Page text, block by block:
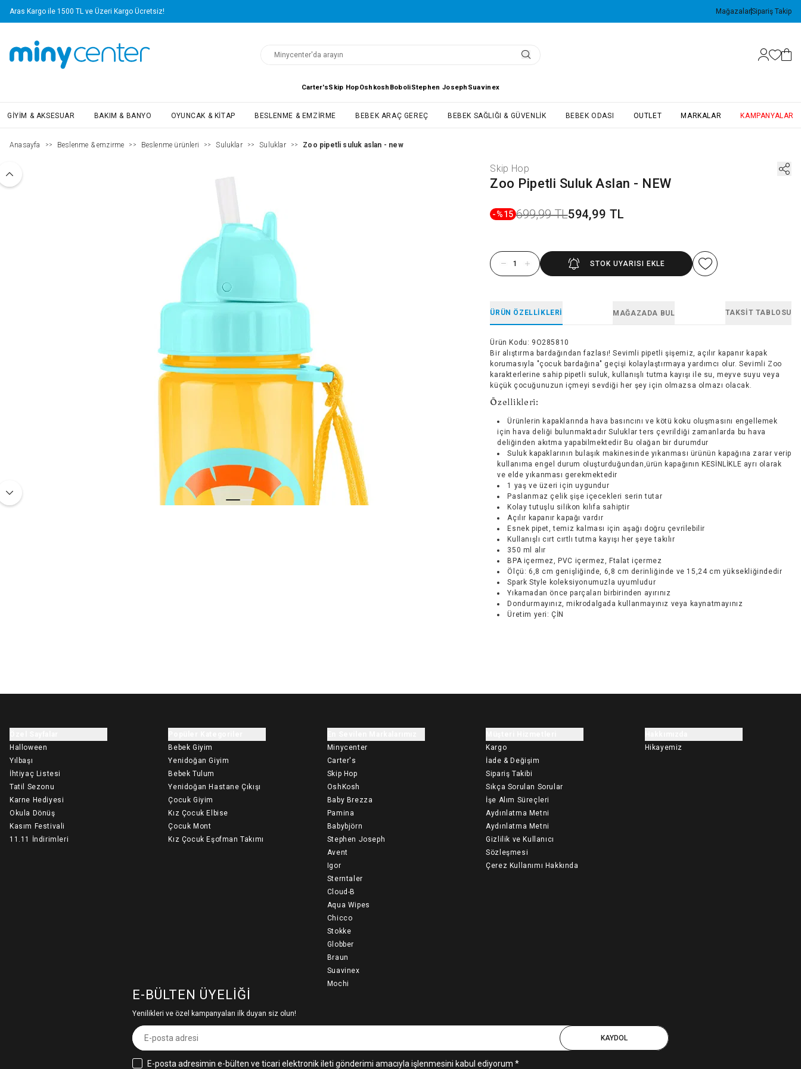
Aras Kargo ile 1500 TL ve Üzeri Kargo Ücretsiz! MağazalarSipariş Takip
Carter'sSkip HopOshkosh BoboliStephen Joseph Suavinex
GIYIM & AKSESUAR BAKIM & BANYO OYUNCAK & KITAP BESLENME & EMZIRME BEBEK ARAÇ GEREÇ BEBEK SAĞLIĞI & GÜVENLIK BEBEK ODASI OUTLET MARKALAR KAMPANYALAR
Anasayfa >> Beslenme & emzirme >> Beslenme ürünleri >> Suluklar >> Suluklar >> Zoo pipetli suluk aslan - new
Skip Hop
Zoo Pipetli Suluk Aslan - NEW
-%15 699,99 TL594,99 TL
STOK UYARISI EKLE
ÜRÜN ÖZELLIKLERI MAĞAZADA BUL TAKSIT TABLOSU
Ürün Kodu : 9O285810
Bir alıştırma bardağından fazlası! Sevimli pipetli şişemiz, açılır kapanır kapak
korumasıyla "çocuk bardağına" geçişi kolaylaştırmaya yardımcı olur. Sevimli Zoo
karakterlerine sahip pipetli suluk, kullanışlı tutma kayışı ile su, meyve suyu veya
küçük çocuğunuzun içmeyi sevdiği her şey için olmazsa olmazı olacak.
Özellikleri:
Ürünlerin kapaklarında hava basıncını ve kötü koku oluşmasını engellemek
için hava deliği bulunmaktadır Suluklar ters çevrildiği zamanlarda bu hava
deliğinden akıtma yapabilmektedir Bu olağan bir durumdur
Suluk kapaklarının bulaşık makinesinde yıkanması ürünün kapağına zarar verip
kullanıma engel durum oluşturduğundan,ürün kapağının KESİNLİKLE ayrı olarak
ve elde yıkanması gerekmektedir
1 yaş ve üzeri için uygundur
Paslanmaz çelik şişe içecekleri serin tutar
Kolay tutuşlu silikon kılıfa sahiptir
Açılır kapanır kapağı vardır
Esnek pipet, temiz kalması için aşağı doğru çevrilebilir
Kullanışlı cırt cırtlı tutma kayışı her şeye takılır
350 ml alır
BPA içermez, PVC içermez, Ftalat içermez
Ölçü: 6,8 cm genişliğinde, 6,8 cm derinliğinde ve 15,24 cm yüksekliğindedir
Spark Style koleksiyonumuzla uyumludur
Yıkamadan önce parçaları birbirinden ayırınız
Dondurmayınız, mikrodalgada kullanmayınız veya kaynatmayınız
Üretim yeri: ÇİN
Halloween
Yılbaşı
İhtiyaç Listesi
Tatil Sezonu
Karne Hediyesi
Okula Dönüş
Kasım Festivali
11.11 İndirimleri
Bebek Giyim
Yenidoğan Giyim
Bebek Tulum
Yenidoğan Hastane Çıkışı
Çocuk Giyim
Kız Çocuk Elbise
Çocuk Mont
Kız Çocuk Eşofman Takımı
Minycenter
Carter's
Skip Hop
OshKosh
Baby Brezza
Pamina
Babybjörn
Stephen Joseph
Avent
Igor
Sterntaler
Cloud-B
Aqua Wipes
Chicco
Stokke
Globber
Braun
Suavinex
Mochi
Kargo
İade & Değişim
Sipariş Takibi
Sıkça Sorulan Sorular
İşe Alım Süreçleri
Aydınlatma Metni
Aydınlatma Metni
Gizlilik ve Kullanıcı
Sözleşmesi
Çerez Kullanımı Hakkında
Hikayemiz
E-BÜLTEN ÜYELIĞI
Yenilikleri ve özel kampanyaları ilk duyan siz olun!
KAYDOL
E-posta adresimin e-bülten ve ticari elektronik ileti gönderimi amacıyla işlenmesini kabul ediyorum *